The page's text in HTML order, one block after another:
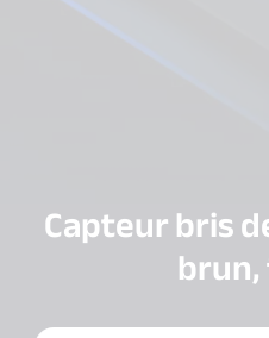
Capteur bris